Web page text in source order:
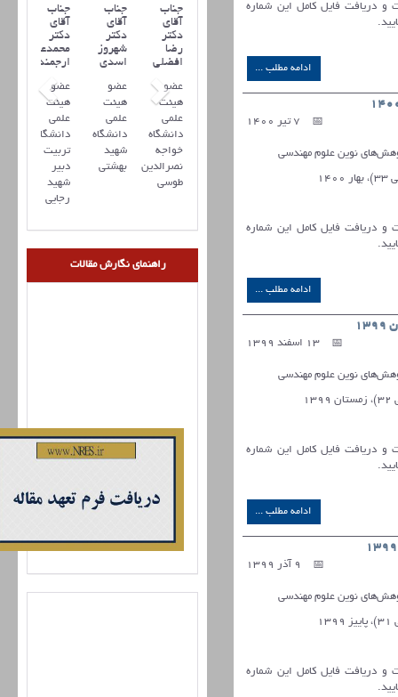
و دریافت فایل کامل این شماره
ادامه مطلب ...
7 تیر 1400
نوین علوم مهندسی
و دریافت فایل کامل این شماره
ادامه مطلب ...
13 اسفند 1399
نوین علوم مهندسی
و دریافت فایل کامل این شماره
ادامه مطلب ...
9 آذر 1399
نوین علوم مهندسی
و دریافت فایل کامل این شماره
جناب
آقای
دکتر
محمدعلی
ارجمند
عضو
هیئت
علمی
دانشگاه
تربیت
دبیر
شهید
رجایی
جناب
آقای
دکتر
شهروز
اسدی
عضو
هیئت
علمی
دانشگاه
شهید
بهشتی
جناب
آقای
دکتر
رضا
افضلي
عضو
هیئت
علمی
دانشگاه
خواجه
نصرالدین
طوسی
راهنمای نگارش مقالات